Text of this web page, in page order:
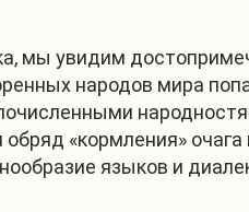
мы увидим
народов мира
«кормления»
языков и